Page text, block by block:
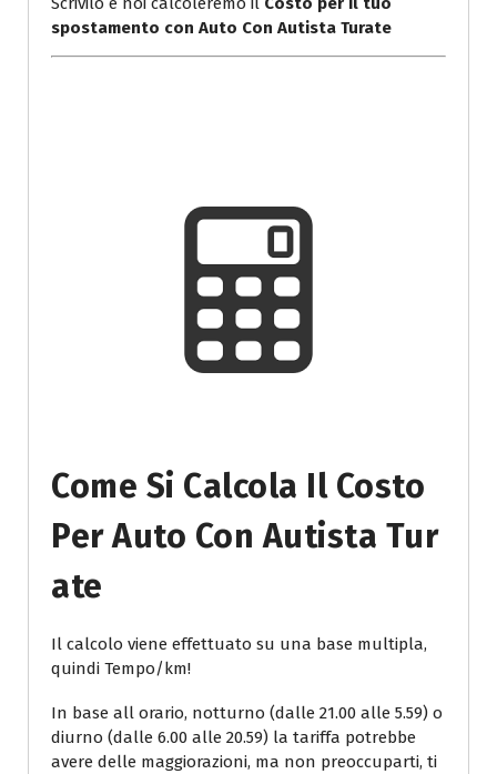
spostamento con Auto Con Autista Turate
Come Si Calcola Il Costo
Per Auto Con Autista Tur
Ate
Il calcolo viene effettuato su una base multipla,
quindi Tempo/km!
In base all orario, notturno (dalle 21.00 alle 5.59) o
diurno (dalle 6.00 alle 20.59) la tariffa potrebbe
avere delle maggiorazioni, ma non preoccuparti, ti